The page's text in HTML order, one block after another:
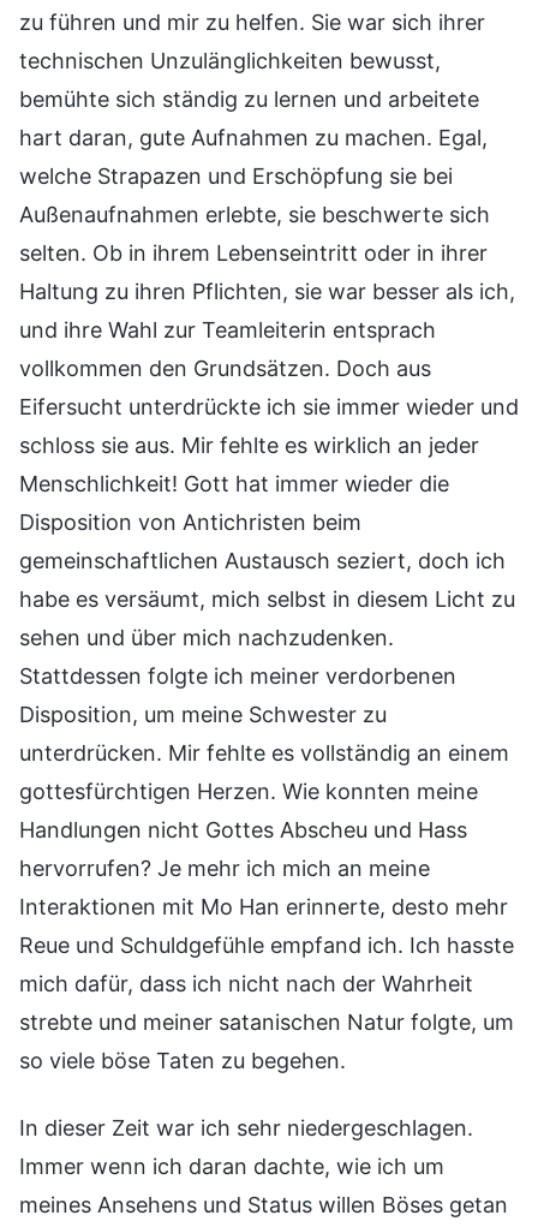
zu führen und mir zu helfen. Sie war sich ihrer
technischen Unzulänglichkeiten bewusst,
bemühte sich ständig zu lernen und arbeitete
hart daran, gute Aufnahmen zu machen. Egal,
welche Strapazen und Erschöpfung sie bei
Außenaufnahmen erlebte, sie beschwerte sich
selten. Ob in ihrem Lebenseintritt oder in ihrer
Haltung zu ihren Pflichten, sie war besser als ich,
und ihre Wahl zur Teamleiterin entsprach
vollkommen den Grundsätzen. Doch aus
Eifersucht unterdrückte ich sie immer wieder und
schloss sie aus. Mir fehlte es wirklich an jeder
Menschlichkeit! Gott hat immer wieder die
Disposition von Antichristen beim
gemeinschaftlichen Austausch seziert, doch ich
habe es versäumt, mich selbst in diesem Licht zu
sehen und über mich nachzudenken.
Stattdessen folgte ich meiner verdorbenen
Disposition, um meine Schwester zu
unterdrücken. Mir fehlte es vollständig an einem
gottesfürchtigen Herzen. Wie konnten meine
Handlungen nicht Gottes Abscheu und Hass
hervorrufen? Je mehr ich mich an meine
Interaktionen mit Mo Han erinnerte, desto mehr
Reue und Schuldgefühle empfand ich. Ich hasste
mich dafür, dass ich nicht nach der Wahrheit
strebte und meiner satanischen Natur folgte, um
so viele böse Taten zu begehen.
In dieser Zeit war ich sehr niedergeschlagen.
Immer wenn ich daran dachte, wie ich um
meines Ansehens und Status willen Böses getan